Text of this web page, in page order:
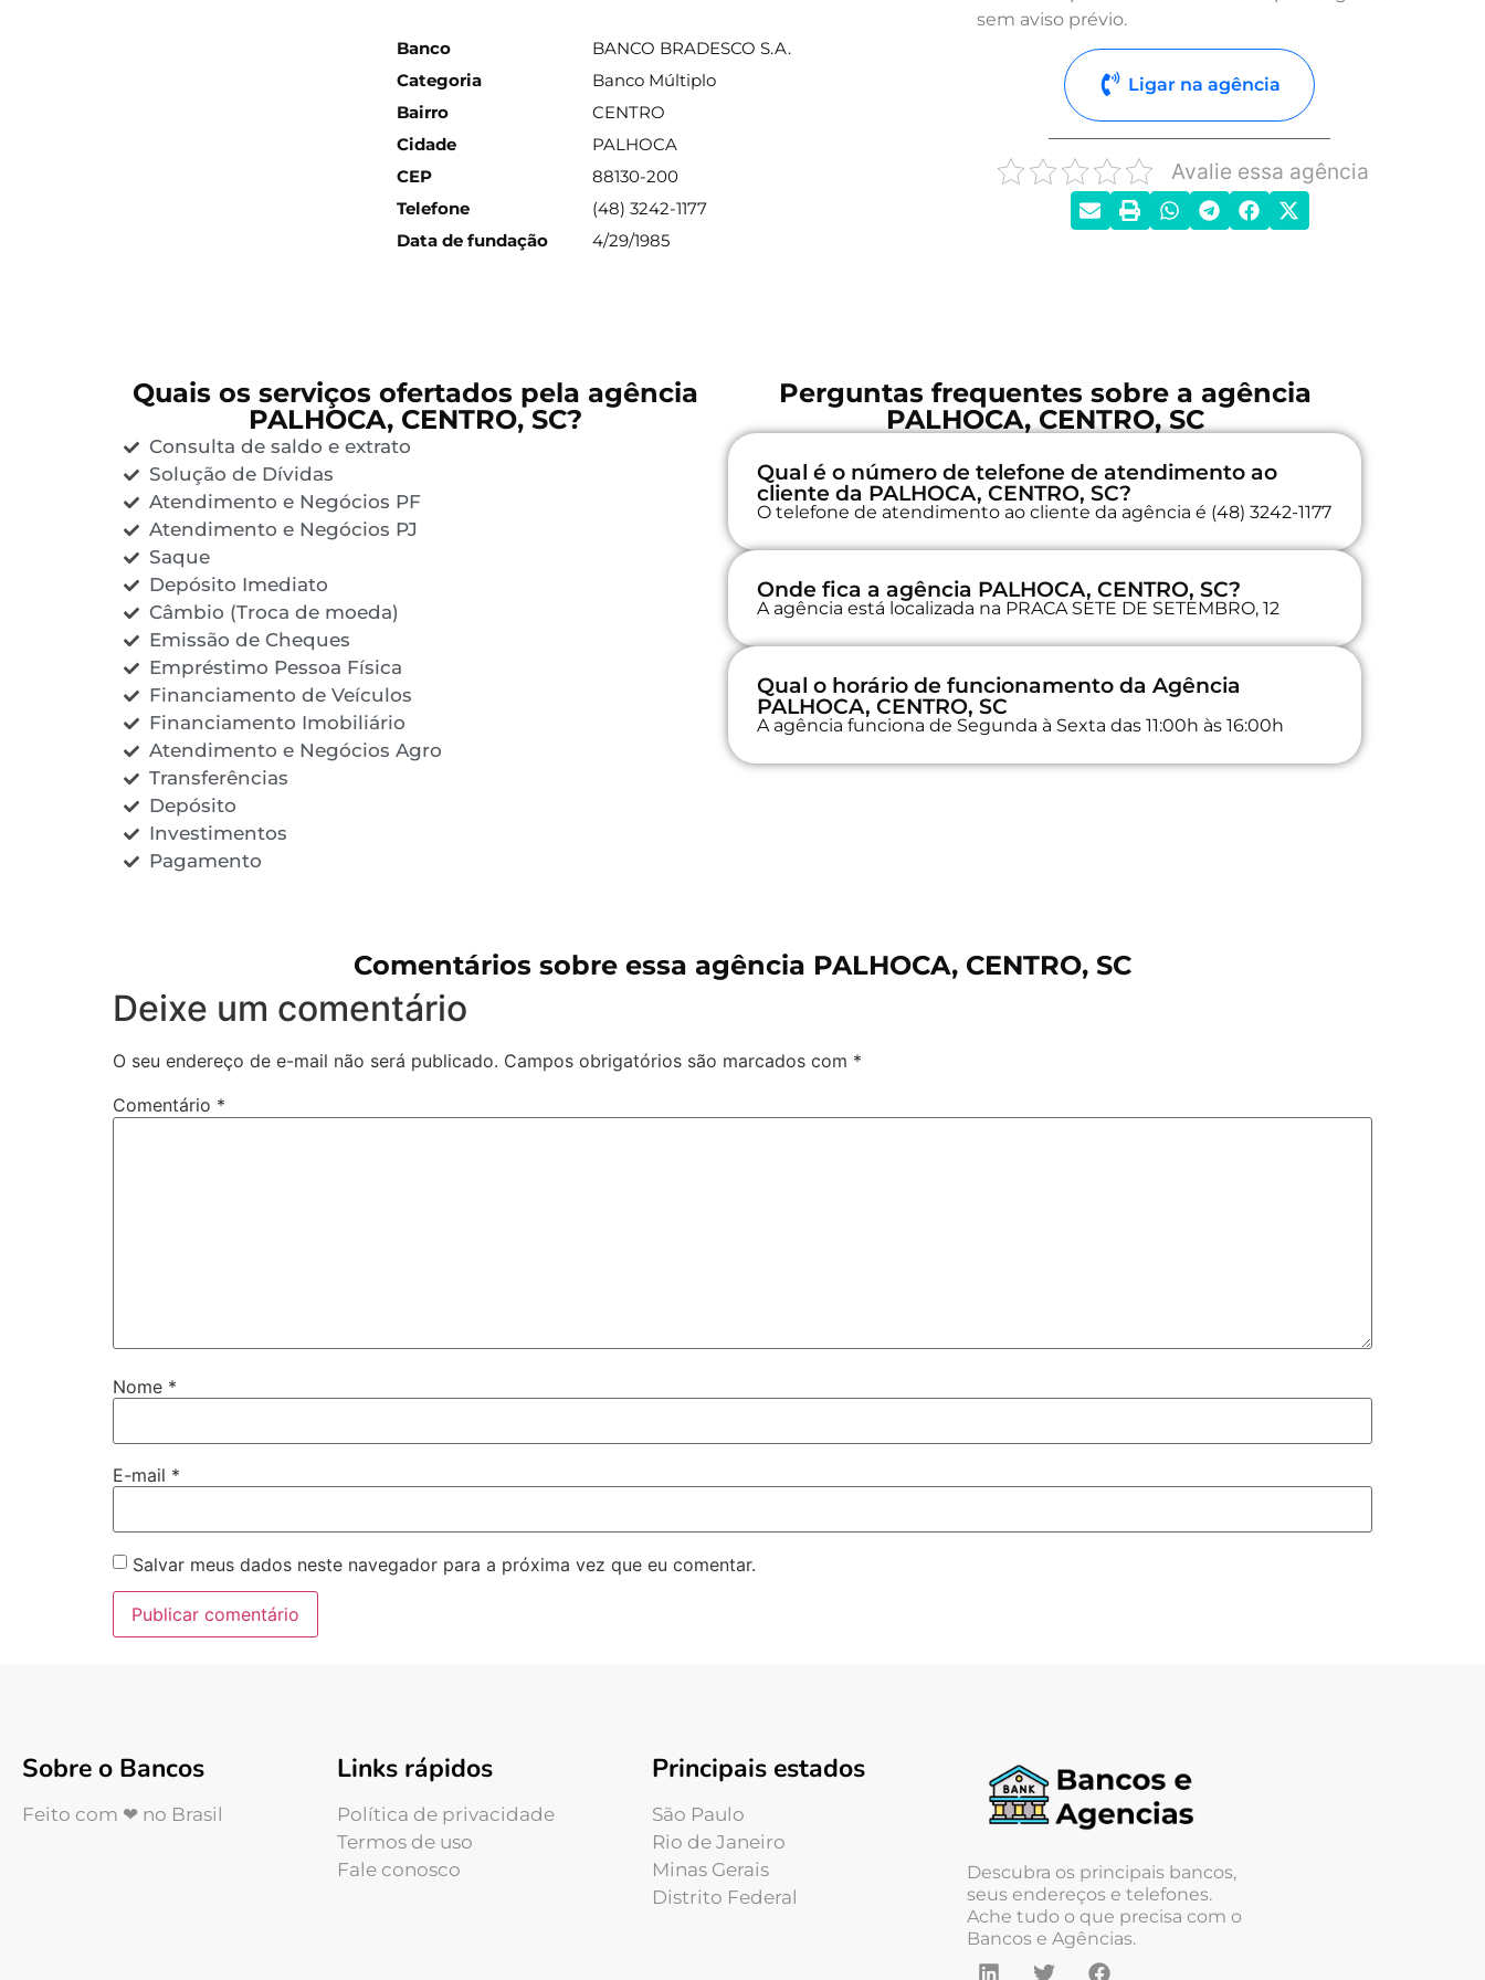
Banco
BANCO BRADESCO S.A.
Categoria
Banco Múltiplo
Bairro
CENTRO
Cidade
PALHOCA
CEP
88130-200
Telefone
(48) 3242-1177
Data de fundação
4/29/1985
sem aviso prévio.
Ligar na agência
Avalie essa agência
Quais os serviços ofertados pela agência
PALHOCA, CENTRO, SC?
Consulta de saldo e extrato
Solução de Dívidas
Atendimento e Negócios PF
Atendimento e Negócios PJ
Saque
Depósito Imediato
Câmbio (Troca de moeda)
Emissão de Cheques
Empréstimo Pessoa Física
Financiamento de Veículos
Financiamento Imobiliário
Atendimento e Negócios Agro
Transferências
Depósito
Investimentos
Pagamento
Perguntas frequentes sobre a agência
PALHOCA, CENTRO, SC
Qual é o número de telefone de atendimento ao
cliente da PALHOCA, CENTRO, SC?
O telefone de atendimento ao cliente da agência é (48) 3242-1177
Onde fica a agência PALHOCA, CENTRO, SC?
A agência está localizada na PRACA SETE DE SETEMBRO, 12
Qual o horário de funcionamento da Agência
PALHOCA, CENTRO, SC
A agência funciona de Segunda à Sexta das 11:00h às 16:00h
Comentários sobre essa agência PALHOCA, CENTRO, SC
Deixe um comentário
O seu endereço de e-mail não será publicado. Campos obrigatórios são marcados com *
Comentário *
Nome *
E-mail *
Salvar meus dados neste navegador para a próxima vez que eu comentar.
Sobre o Bancos
Feito com ❤ no Brasil
Links rápidos
Política de privacidade
Termos de uso
Fale conosco
Principais estados
São Paulo
Rio de Janeiro
Minas Gerais
Distrito Federal
Descubra os principais bancos,
seus endereços e telefones.
Ache tudo o que precisa com o
Bancos e Agências.